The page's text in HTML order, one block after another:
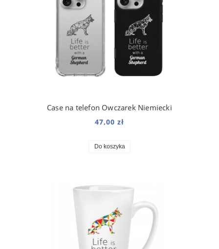
Case na telefon Owczarek Niemiecki
47,00 zł
Do koszyka